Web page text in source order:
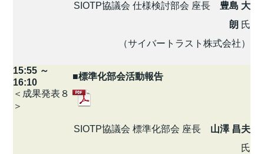
SIOTP協議会 仕様検討部会 座長 豊島 大
朗 氏
（サイバートラスト株式会社）
15:55 ～
16:10
＜成果発表８
＞
■標準化部会活動報告
SIOTP協議会 標準化部会 座長 山澤 昌夫
氏